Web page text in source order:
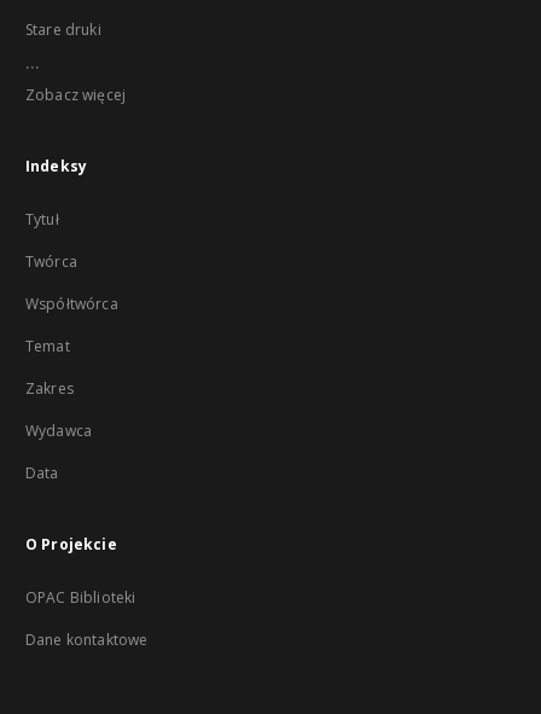
Stare druki
...
Zobacz więcej
Indeksy
Tytuł
Twórca
Współtwórca
Temat
Zakres
Wydawca
Data
O Projekcie
OPAC Biblioteki
Dane kontaktowe